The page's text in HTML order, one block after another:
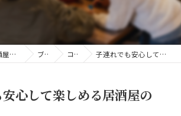
大分県高城の居酒屋ならうまか家 夢なりち ブログ コラム 子連れでも安心して楽しめる居酒屋の魅力
心して楽しめる居酒屋の